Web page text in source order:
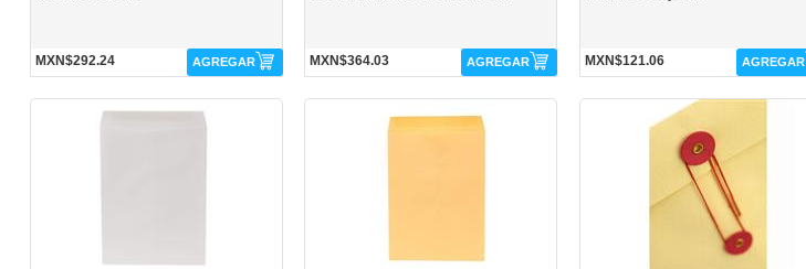
MXN$292.24 AGREGAR MXN$364.03 AGREGAR MXN$121.06 AGREGAR
FTC-SOB-FB23BG-Fortec FTC-SOB-FB23MR-Fortec